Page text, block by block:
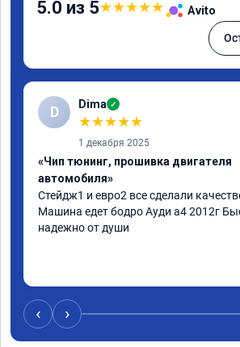
5.0 из 5★★★★★ Avito
D Dima ✓
★★★★★
1 декабря 2025
«Чип тюнинг, прошивка двигателя
автомобиля»
Стейдж1 и евро2 все сделали
Машина едет бодро Ауди а4 2012г
надежно от души
‹ ›